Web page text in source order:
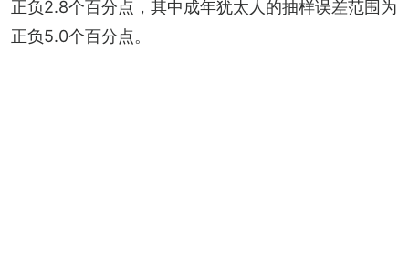
正负2.8个百分点，其中成年犹太人的抽样误差范围为
正负5.0个百分点。